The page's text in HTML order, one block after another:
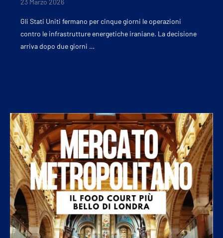
23 Marzo 2026
Gli Stati Uniti fermano per cinque giorni le operazioni
contro le infrastrutture energetiche iraniane. La decisione
arriva dopo due giorni …